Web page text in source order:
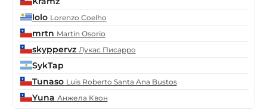
lolo Lorenzo Coelho
mrtn Martin Osorio
skyppervz Лукас Писарро
SykTap
Tunaso Luis Roberto Santa Ana Bustos
Yuna Анжела Квон